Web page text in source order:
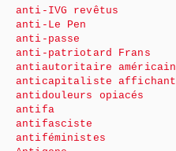
anti-IVG revêtus
anti-Le Pen
anti-passe
anti-patriotard Frans
antiautoritaire américain
anticapitaliste affichant
antidouleurs opiacés
antifa
antifasciste
antiféministes